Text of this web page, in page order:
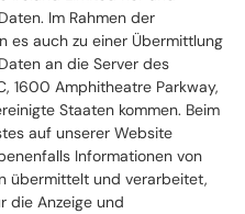
Im Rahmen der
es auch zu einer Übermittlung
an die Server des
1600 Amphitheatre Parkway,
Staaten kommen. Beim
auf unserer Website
Informationen von
übermittelt und verarbeitet,
die Anzeige und